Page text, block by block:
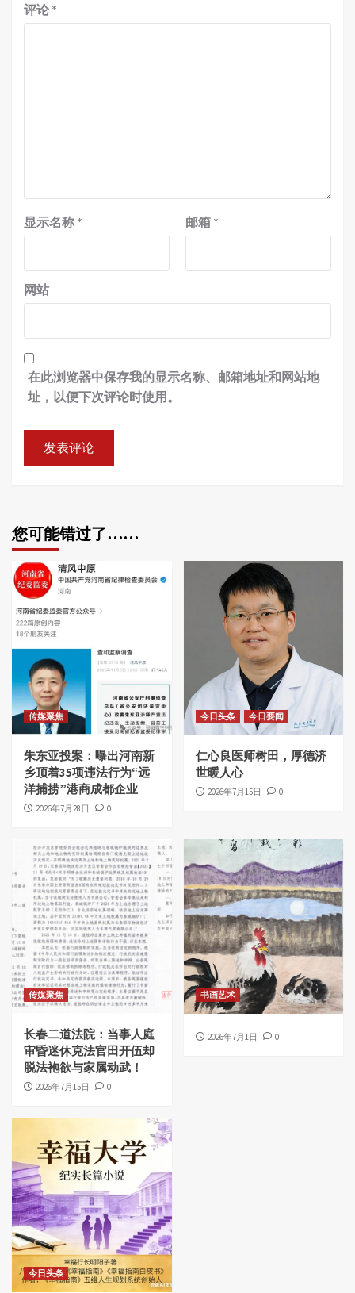
评论 *
显示名称 * 邮箱 *
网站
在此浏览器中保存我的显示名称、邮箱地址和网站地
址，以便下次评论时使用。
您可能错过了……
传媒聚焦
朱东亚投案：曝出河南新
乡顶着35项违法行为“远
洋捕捞”港商成都企业
2026年7月28日 0
今日头条 今日要闻
仁心良医师树田，厚德济
世暖人心
2026年7月15日 0
传媒聚焦
长春二道法院：当事人庭
审昏迷休克法官田开伍却
脱法袍欲与家属动武！
2026年7月15日 0
书画艺术
2026年7月1日 0
今日头条